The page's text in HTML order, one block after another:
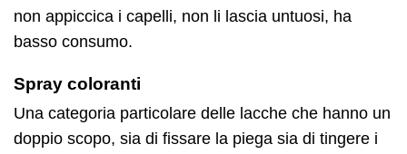
non appiccica i capelli, non li lascia untuosi, ha
basso consumo.
Spray coloranti
Una categoria particolare delle lacche che hanno un
doppio scopo, sia di fissare la piega sia di tingere i